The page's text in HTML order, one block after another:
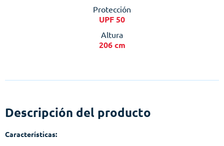
Protección
UPF 50
Altura
206 cm
Descripción del producto
Características: